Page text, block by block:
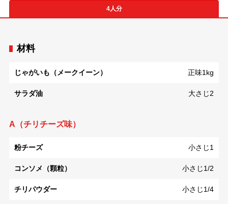
4人分
材料
じゃがいも（メークイーン） 正味1kg
サラダ油 大さじ2
A（チリチーズ味）
粉チーズ 小さじ1
コンソメ（顆粒） 小さじ1/2
チリパウダー 小さじ1/4